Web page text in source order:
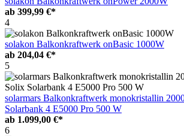
ab 399,99 €*
4
solakon Balkonkraftwerk onBasic 1000W
ab 204,04 €*
5
solarmars Balkonkraftwerk monokristallin
Solarbank 4 E5000 Pro 500 W
ab 1.099,00 €*
6